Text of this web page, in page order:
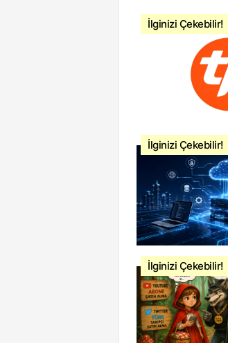
İlginizi Çekebilir!
İlginizi Çekebilir!
İlginizi Çekebilir!